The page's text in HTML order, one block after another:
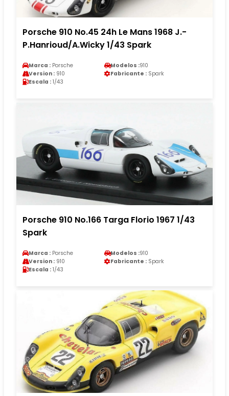
Porsche 910 No.45 24h Le Mans 1968 J.-
P.Hanrioud/A.Wicky 1/43 Spark
Marca : Porsche Modelos :910
Version : 910 Fabricante : Spark
Escala : 1/43
Porsche 910 No.166 Targa Florio 1967 1/43
Spark
Marca : Porsche Modelos :910
Version : 910 Fabricante : Spark
Escala : 1/43